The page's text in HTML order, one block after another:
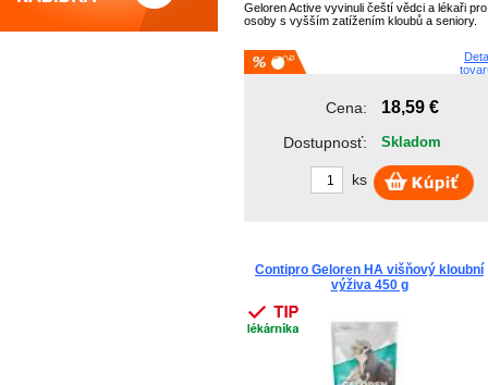
Geloren Active vyvinuli čeští vědci a lékaři pro
osoby s vyšším zatížením kloubů a seniory.
Cena: 18,59 €
Dostupnosť: Skladom
ks
Contipro Geloren HA višňový kloubní
výživa 450 g